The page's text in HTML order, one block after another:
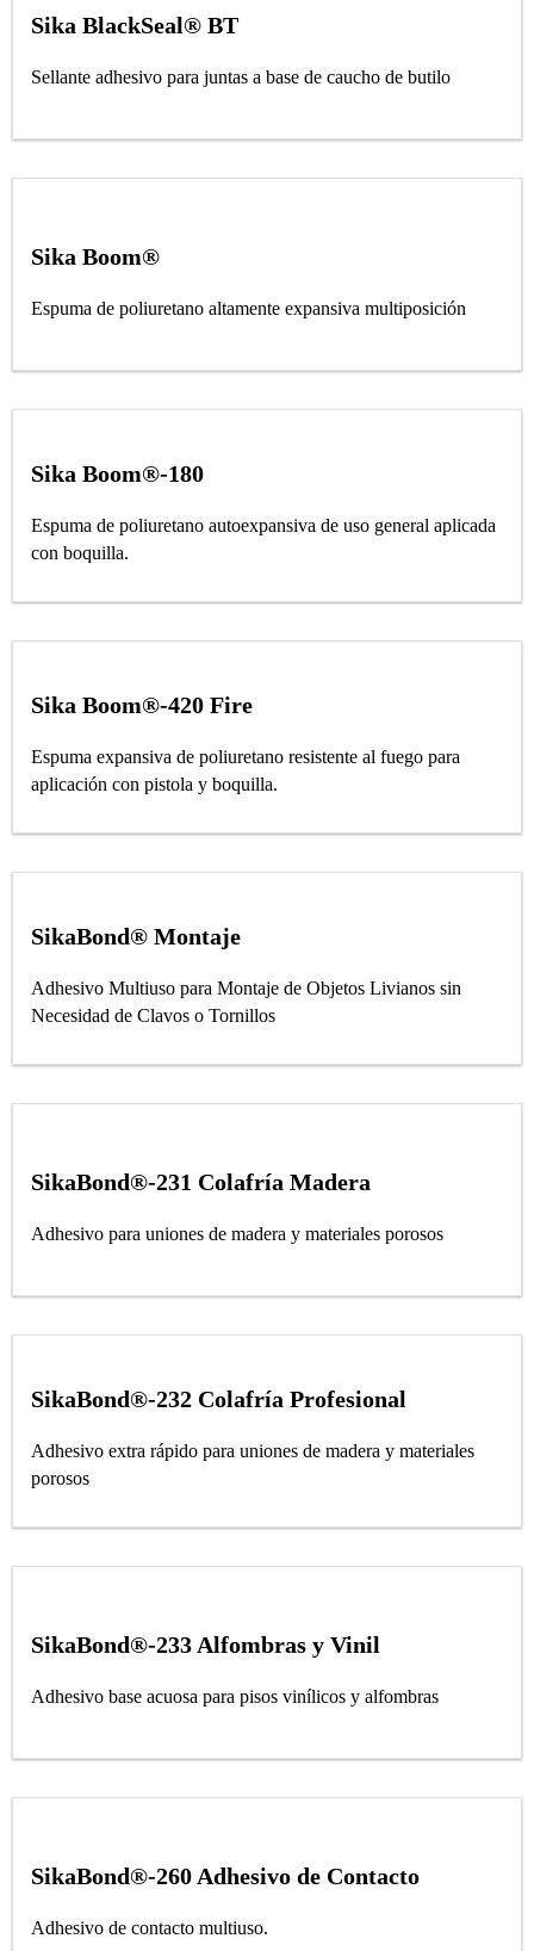
Sika BlackSeal® BT
Sellante adhesivo para juntas a base de caucho de butilo
Sika Boom®
Espuma de poliuretano altamente expansiva multiposición
Sika Boom®-180
Espuma de poliuretano autoexpansiva de uso general aplicada
con boquilla.
Sika Boom®-420 Fire
Espuma expansiva de poliuretano resistente al fuego para
aplicación con pistola y boquilla.
SikaBond® Montaje
Adhesivo Multiuso para Montaje de Objetos Livianos sin
Necesidad de Clavos o Tornillos
SikaBond®-231 Colafría Madera
Adhesivo para uniones de madera y materiales porosos
SikaBond®-232 Colafría Profesional
Adhesivo extra rápido para uniones de madera y materiales
porosos
SikaBond®-233 Alfombras y Vinil
Adhesivo base acuosa para pisos vinílicos y alfombras
SikaBond®-260 Adhesivo de Contacto
Adhesivo de contacto multiuso.